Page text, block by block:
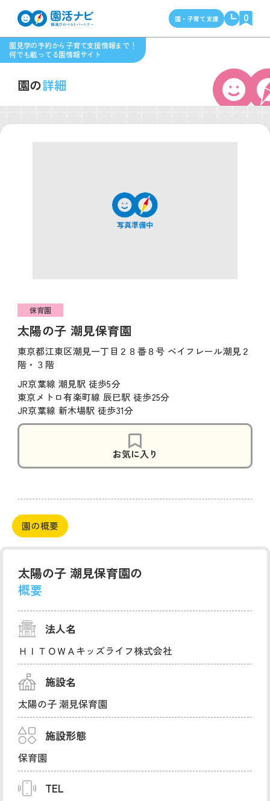
園見学の予約から子育て支援情報まで！
何でも載ってる園情報サイト
園・子育て支援 0
園の詳細
太陽の子 潮見保育園
保育園
東京都江東区潮見一丁目２８番８号 ベイフレール潮見２
階・３階
JR京葉線 潮見駅 徒歩5分
東京メトロ有楽町線 辰巳駅 徒歩25分
JR京葉線 新木場駅 徒歩31分
お気に入り
園の概要
太陽の子 潮見保育園の
概要
法人名
ＨＩＴＯＷＡキッズライフ株式会社
施設名
太陽の子 潮見保育園
施設形態
保育園
TEL